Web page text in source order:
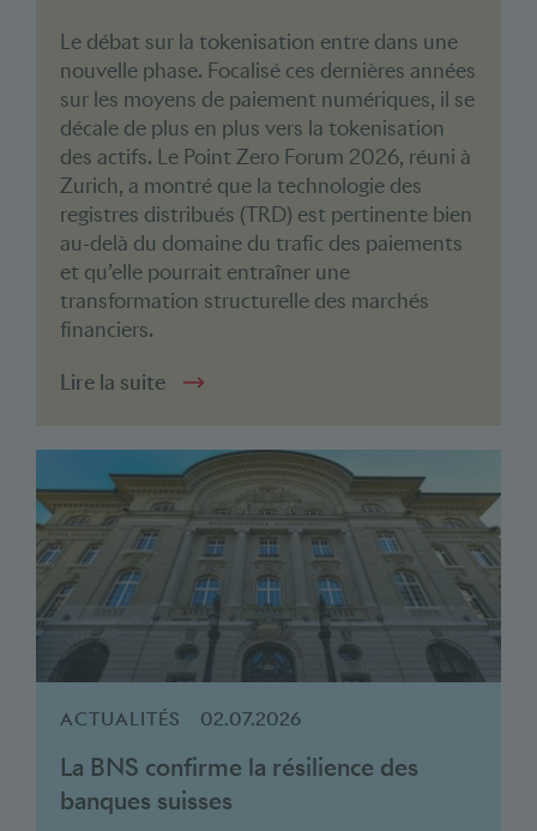
Le débat sur la tokenisation entre dans une
nouvelle phase. Focalisé ces dernières années
sur les moyens de paiement numériques, il se
décale de plus en plus vers la tokenisation
des actifs. Le Point Zero Forum 2026, réuni à
Zurich, a montré que la technologie des
registres distribués (TRD) est pertinente bien
au-delà du domaine du trafic des paiements
et qu’elle pourrait entraîner une
transformation structurelle des marchés
financiers.
Lire la suite
ACTUALITÉS 02.07.2026
La BNS confirme la résilience des
banques suisses